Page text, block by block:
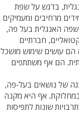
בדגש על שפת
מרחיבים ומעמיקים
האנגלית בעל פה,
חברתיים
הם עושים שימוש מושכל
הם אף משתתפים
של נושאים בעל-פה,
במחלוקת. אף היא מקנה
שונות לתפיסות